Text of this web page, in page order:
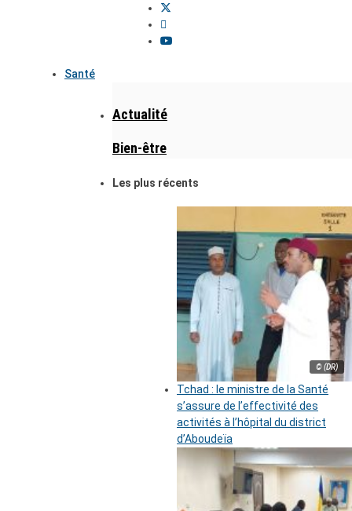
Santé
Actualité
Bien-être
Les plus récents
© (DR)
Tchad : le ministre de la Santé
s’assure de l’effectivité des
activités à l’hôpital du district
d’Aboudeïa